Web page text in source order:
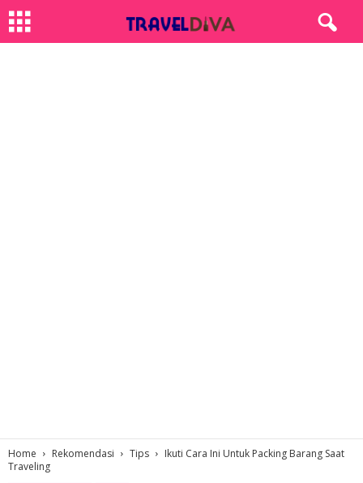
Home Rekomendasi Tips
Ikuti Cara Ini Untuk Packing Barang Saat
Traveling